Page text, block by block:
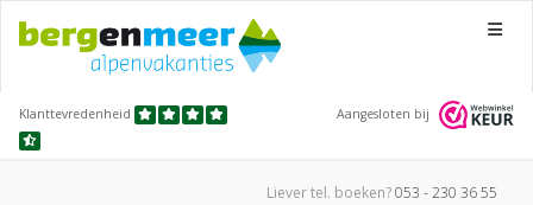
Menu
Klanttevredenheid Aangesloten bij
Liever tel. boeken?053 - 230 36 55